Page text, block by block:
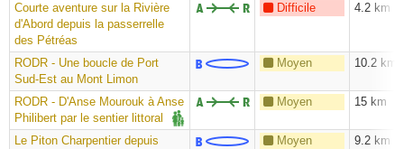
Courte aventure sur la Rivière
d'Abord depuis la passerrelle
des Pétréas
Difficile 4.2 km
RODR - Une boucle de Port
Sud-Est au Mont Limon
Moyen 10.2 km
RODR - D'Anse Mourouk à Anse
Philibert par le sentier littoral
Moyen 15 km
Le Piton Charpentier depuis
Moyen 9.2 km